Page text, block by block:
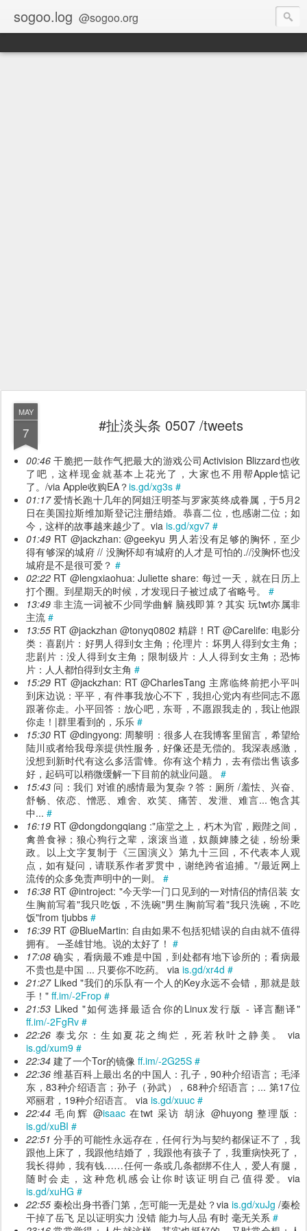
sogoo.log @sogoo.org
MAY
7 #扯淡头条 0507 /tweets
00:46 干脆把一鼓作气把最大的游戏公司Activision Blizzard也收
了吧，这样现金就基本上花光了，大家也不用帮Apple惦记
了。/via Apple收购EA？is.gd/xg3s #
01:17爱情长跑十几年的阿姐汪明荃与罗家英终成眷属，于5月2
日在美国拉斯维加斯登记注册结婚。恭喜二位，也感谢二位；如
今，这样的故事越来越少了。via is.gd/xgv7 #
01:49 RT @jackzhan: @geekyu 男人若没有足够的胸怀，至少
得有够深的城府 // 没胸怀却有城府的人才是可怕的.//没胸怀也没
城府是不是很可爱？ #
02:22 RT @lengxiaohua: Juliette share: 每过一天，就在日历上
打个圈。到星期天的时候，才发现日子被过成了省略号。 #
13:49 非主流一词被不少同学曲解 脑残即算？其实 玩twt亦属非
主流 #
13:55 RT @jackzhan @tonyq0802 精辟！RT @Carelife: 电影分
类：喜剧片：好男人得到女主角；伦理片：坏男人得到女主角；
悲剧片：没人得到女主角；限制级片：人人得到女主角；恐怖
片：人人都怕得到女主角 #
15:29 RT @jackzhan: RT @CharlesTang 主席临终前把小平叫
到床边说：平平，有件事我放心不下，我担心党内有些同志不愿
跟著你走。小平回答：放心吧，东哥，不愿跟我走的，我让他跟
你走！|群里看到的，乐乐 #
15:30 RT @dingyong: 周黎明：很多人在我博客里留言，希望给
陆川或者给我母亲提供性服务，好像还是无偿的。我深表感激，
没想到新时代有这么多活雷锋。你有这个精力，去有偿出售该多
好，起码可以稍微缓解一下目前的就业问题。 #
15:43 问：我们 对谁的感情最为复杂？答：厕所 /羞怯、兴奋、
舒畅、依恋、憎恶、难舍、欢笑、痛苦、发泄、难言... 饱含其
中... #
16:19 RT @dongdongqiang :"庙堂之上，朽木为官，殿陛之间，
禽兽食禄；狼心狗行之辈，滚滚当道，奴颜婢膝之徒，纷纷秉
政。以上文字复制于《三国演义》第九十三回，不代表本人观
点，如有疑问，请联系作者罗贯中，谢绝跨省追捕。"/最近网上
流传的众多免责声明中的一则。 #
16:38 RT @introject: "今天学一门口见到的一对情侣的情侣装 女
生胸前写着"我只吃饭，不洗碗"男生胸前写着"我只洗碗，不吃
饭"from tjubbs #
16:39 RT @BlueMartin: 自由如果不包括犯错误的自由就不值得
拥有。 ─圣雄甘地。说的太好了！ #
17:08 确实，看病最不难是中国，到处都有地下诊所的；看病最
不贵也是中国 ... 只要你不吃药。 via is.gd/xr4d #
21:27Liked "我们的乐队有一个人的Key永远不会错，那就是鼓
手！" ff.im/-2Frop #
21:53 Liked "如何选择最适合你的Linux发行版 - 译言翻译"
ff.im/-2FgRv #
22:26 泰戈尔：生如夏花之绚烂，死若秋叶之静美。 via
is.gd/xum9 #
22:34 建了一个Tor的镜像 ff.im/-2G25S #
22:36 维基百科上最出名的中国人：孔子，90种介绍语言；毛泽
东，83种介绍语言；孙子（孙武），68种介绍语言；... 第17位
邓丽君，19种介绍语言。 via is.gd/xuuc #
22:44 毛向辉 @isaac在twt 采访 胡泳 @huyong 整理版：
is.gd/xuBI #
22:51 分手的可能性永远存在，任何行为与契约都保证不了，我
跟他上床了，我跟他结婚了，我跟他有孩子了，我重病快死了，
我长得帅，我有钱……任何一条或几条都绑不住人，爱人有腿，
随时会走，这种危机感会让你时该证明自己值得爱。via
is.gd/xuHG #
22:55 秦桧出身书香门第，怎可能一无是处？via is.gd/xuJg /秦桧
干掉了岳飞 足以证明实力 没错 能力与人品 有时 毫无关系 #